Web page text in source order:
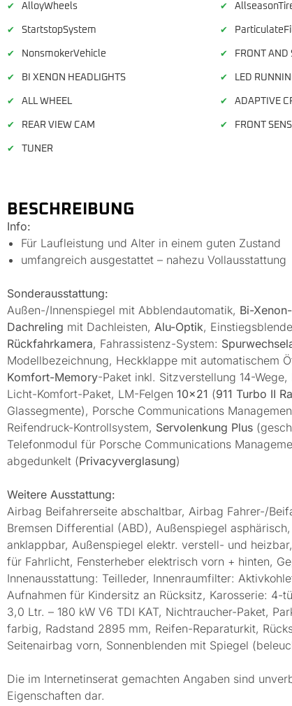
✔ AlloyWheels ✔
✔ StartstopSystem ✔
✔ NonsmokerVehicle ✔ FRONT AND
✔ BI XENON HEADLIGHTS ✔ LED
✔ ALL WHEEL ✔ ADAPTIVE
✔ REAR VIEW CAM ✔ FRONT
✔ TUNER
BESCHREIBUNG
Info:
Für Laufleistung und Alter in einem guten Zustand
umfangreich ausgestattet – nahezu Vollausstattung
Sonderausstattung:
Außen-/Innenspiegel mit Abblendautomatik, Bi-
Dachreling mit Dachleisten, Alu-Optik,
Rückfahrkamera, Fahrassistenz-System:
Modellbezeichnung, Heckklappe mit automatischem
Komfort-Memory-Paket inkl. Sitzverstellung 14-Wege,
Licht-Komfort-Paket, LM-Felgen 10×21 (911 Turbo II
Glassegmente), Porsche Communications
Reifendruck-Kontrollsystem, Servolenkung Plus
Telefonmodul für Porsche Communications
abgedunkelt (Privacyverglasung)
Weitere Ausstattung:
Airbag Beifahrerseite abschaltbar, Airbag Fahrer-/
Bremsen Differential (ABD), Außenspiegel
anklappbar, Außenspiegel elektr. verstell- und
für Fahrlicht, Fensterheber elektrisch vorn + hinten,
Innenausstattung: Teilleder, Innenraumfilter:
Aufnahmen für Kindersitz an Rücksitz, Karosserie:
3,0 Ltr. – 180 kW V6 TDI KAT, Nichtraucher-Paket,
farbig, Radstand 2895 mm, Reifen-Reparaturkit,
Seitenairbag vorn, Sonnenblenden mit Spiegel
Die im Internetinserat gemachten Angaben sind
Eigenschaften dar.